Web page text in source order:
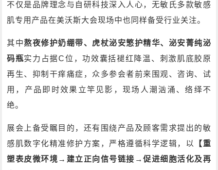
不仅是品牌理念与自研科技深入人心，无敏氏多款敏感
肌专用产品在美沃斯大会现场中也同样备受行业关注。
其中熬夜修护奶绷带、虎杖泌安慜护精华、泌安菁纯泌
码瓶实力占据C位，功效囊括褪红降温、刺激肌底胶原
再生、抑制干痒痛症，众多参会者前来围观、咨询、试
用，产品即时效果立竿见影，现场人潮汹涌、络绎不
绝。
展会上备受瞩目的，还有围绕产品及顾客需求提出的敏
感肌数字化精准修护方案，严格遵循科学逻辑，以
【重
塑表皮微环境→建立正向信号链接→促进细胞活化及再